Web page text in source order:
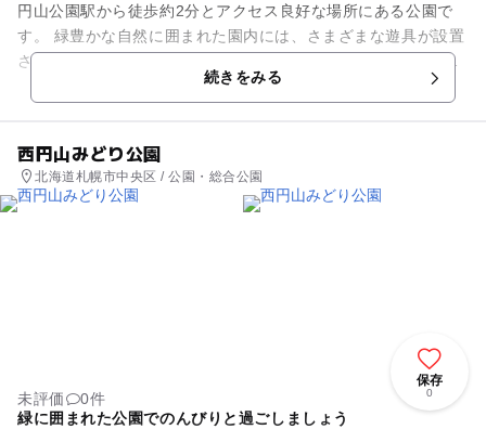
円山公園駅から徒歩約2分とアクセス良好な場所にある公園で
す。 緑豊かな自然に囲まれた園内には、さまざまな遊具が設置
されています。定番のすべり台やブランコ、鉄棒等はもちろん
続きをみる
西円山みどり公園
北海道札幌市中央区 / 公園・総合公園
保存
0
未評価
0件
緑に囲まれた公園でのんびりと過ごしましょう